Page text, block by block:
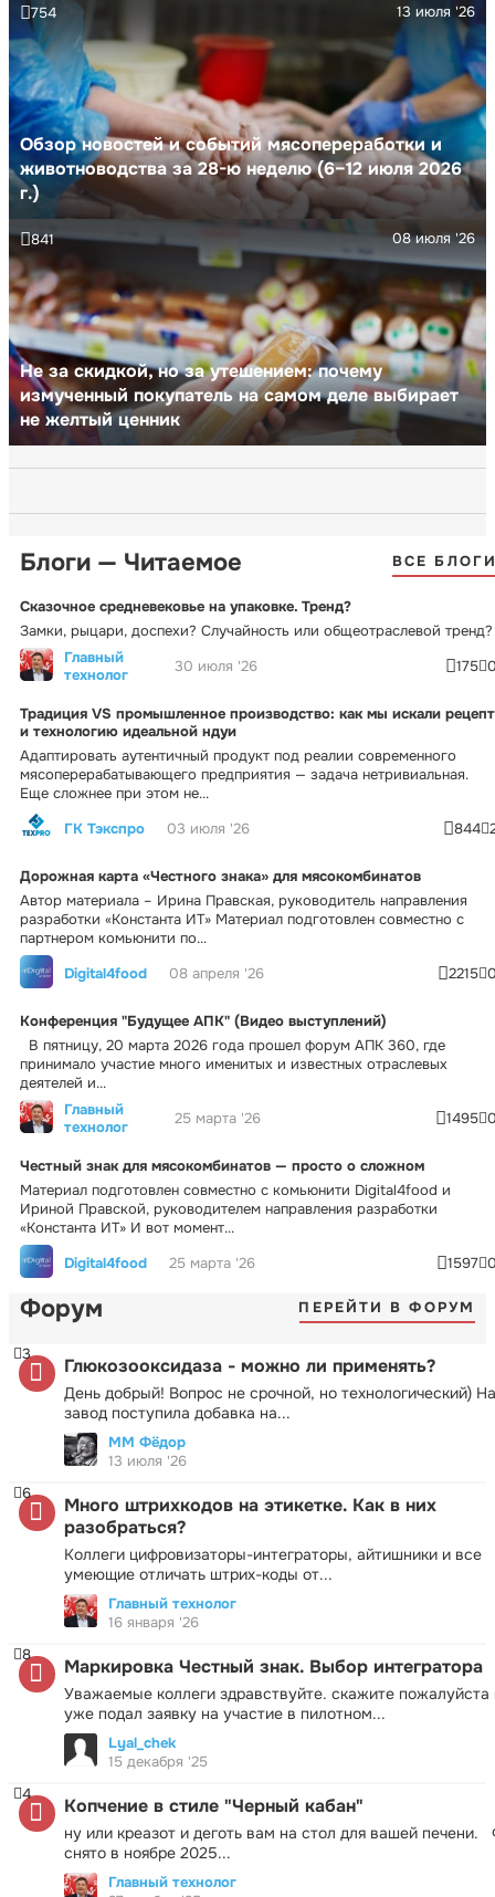
Обзор новостей и событий мясопереработки и
животноводства за 28-ю неделю (6–12 июля 2026
г.)
13 июля '26
754
Не за скидкой, но за утешением: почему
измученный покупатель на самом деле выбирает
не желтый ценник
08 июля '26
841
Блоги — Читаемое ВСЕ
Сказочное средневековье на упаковке. Тренд?
Замки, рыцари, доспехи? Случайность или общеотраслевой тренд?
Главный
технолог
30 июля '26 175
Традиция VS промышленное производство: как мы искали рецепт
и технологию идеальной ндуи
Адаптировать аутентичный продукт под реалии современного
мясоперерабатывающего предприятия — задача нетривиальная.
Еще сложнее при этом не...
ГК Тэкспро
03 июля '26 844
Дорожная карта «Честного знака» для мясокомбинатов
Автор материала – Ирина Правская, руководитель направления
разработки «Константа ИТ» Материал подготовлен совместно с
партнером комьюнити по...
Digital4food
08 апреля '26 2215
Конференция "Будущее АПК" (Видео выступлений)
В пятницу, 20 марта 2026 года прошел форум АПК 360, где
принимало участие много именитых и известных отраслевых
деятелей и...
Главный
технолог
25 марта '26 1495
Честный знак для мясокомбинатов — просто о сложном
Материал подготовлен совместно с комьюнити Digital4food и
Ириной Правской, руководителем направления разработки
«Константа ИТ» И вот момент...
Digital4food
25 марта '26 1597
Форум ПЕРЕЙТИ В ФОРУМ
Глюкозооксидаза - можно ли применять?
День добрый! Вопрос не срочной, но технологический) На
завод поступила добавка на...
3
ММ Фёдор
13 июля '26
Много штрихкодов на этикетке. Как в них
разобраться?
Коллеги цифровизаторы-интеграторы, айтишники и все
умеющие отличать штрих-коды от...
6
Главный технолог
16 января '26
Маркировка Честный знак. Выбор интегратора
Уважаемые коллеги здравствуйте. скажите пожалуйста
уже подал заявку на участие в пилотном...
8
Lyal_chek
15 декабря '25
Копчение в стиле "Черный кабан"
ну или креазот и деготь вам на стол для вашей печени.
снято в ноябре 2025...
4
Главный технолог